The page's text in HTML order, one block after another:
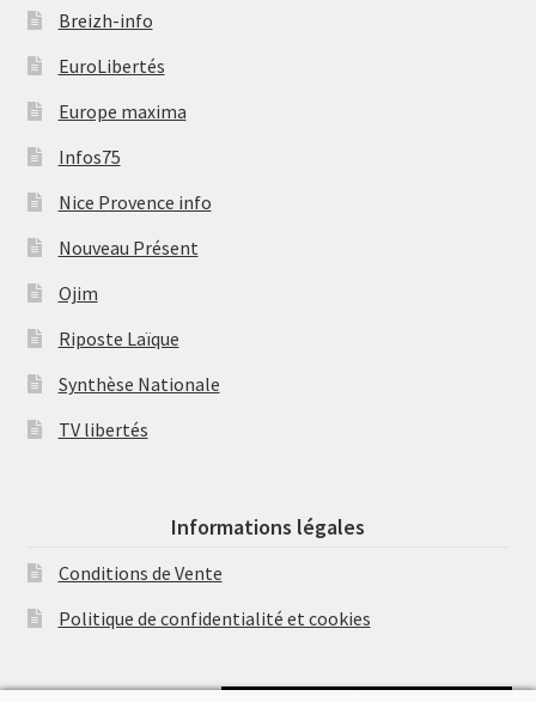
Breizh-info
EuroLibertés
Europe maxima
Infos75
Nice Provence info
Nouveau Présent
Ojim
Riposte Laïque
Synthèse Nationale
TV libertés
Informations légales
Conditions de Vente
Politique de confidentialité et cookies